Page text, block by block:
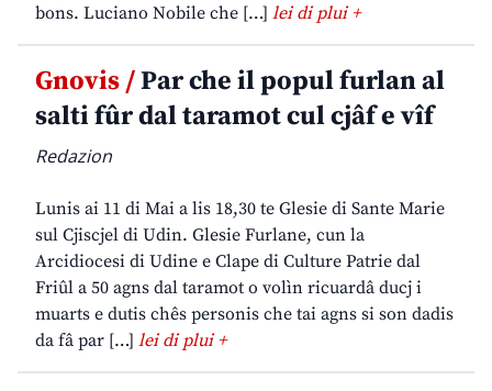
bons. Luciano Nobile che […] lei di plui +
Gnovis /Par che il popul furlan al
salti fûr dal taramot cul cjâf e vîf
Redazion
Lunis ai 11 di Mai a lis 18,30 te Glesie di Sante Marie
sul Cjiscjel di Udin. Glesie Furlane, cun la
Arcidiocesi di Udine e Clape di Culture Patrie dal
Friûl a 50 agns dal taramot o volìn ricuardâ ducj i
muarts e dutis chês personis che tai agns si son dadis
da fâ par […] lei di plui +